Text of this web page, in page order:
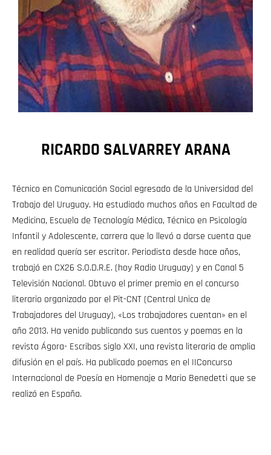
RICARDO SALVARREY ARANA
Técnico en Comunicación Social egresado de la Universidad del
Trabajo del Uruguay. Ha estudiado muchos años en Facultad de
Medicina, Escuela de Tecnología Médica, Técnico en Psicología
Infantil y Adolescente, carrera que lo llevó a darse cuenta que
en realidad quería ser escritor. Periodista desde hace años,
trabajó en CX26 S.O.D.R.E. (hoy Radio Uruguay) y en Canal 5
Televisión Nacional. Obtuvo el primer premio en el concurso
literario organizado por el Pit-CNT (Central Unica de
Trabajadores del Uruguay), «Los trabajadores cuentan» en el
año 2013. Ha venido publicando sus cuentos y poemas en la
revista Ágora- Escribas siglo XXI, una revista literaria de amplia
difusión en el país. Ha publicado poemas en el IIConcurso
Internacional de Poesía en Homenaje a Mario Benedetti que se
realizó en España.